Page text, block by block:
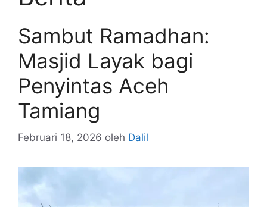
Sambut Ramadhan:
Masjid Layak bagi
Penyintas Aceh
Tamiang
Februari 18, 2026 oleh Dalil